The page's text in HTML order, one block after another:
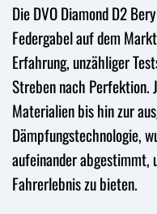
Die DVO Diamond D2
Federgabel auf dem
Erfahrung, unzähliger
Streben nach Perfektion.
Materialien bis hin zur
Dämpfungstechnologie,
aufeinander abgestimmt,
Fahrerlebnis zu bieten.